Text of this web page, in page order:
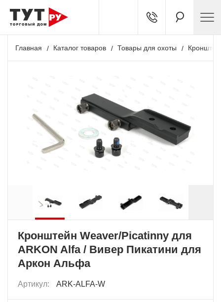
Главная Каталог товаров Товары для охоты
Кронштейн Weaver/Picatinny для
ARKON Alfa / Вивер Пикатини для
Аркон Альфа
Артикул: ARK-ALFA-W